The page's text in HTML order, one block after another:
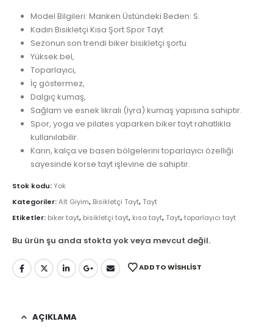
Model Bilgileri: Manken Üstündeki Beden: S.
Kadın Bisikletçi Kısa Şort Spor Tayt
Sezonun son trendi biker bisikletçi şortu
Yüksek bel,
Toparlayıcı,
İç göstermez,
Dalgıç kumaş,
Sağlam ve esnek likralı (lyra) kumaş yapısına sahiptir.
Spor, yoga ve pilates yaparken biker tayt rahatlıkla
kullanılabilir.
Karın, kalça ve basen bölgelerini toparlayıcı özelliği
sayesinde korse tayt işlevine de sahiptir.
Stok kodu:Yok
Kategoriler:Alt Giyim, Bisikletçi Tayt,Tayt
Etiketler: biker tayt, bisikletçi tayt, kısa tayt,Tayt,toparlayıcı tayt
Bu ürün şu anda stokta yok veya mevcut değil.
ADD TO WISHLIST
AÇIKLAMA